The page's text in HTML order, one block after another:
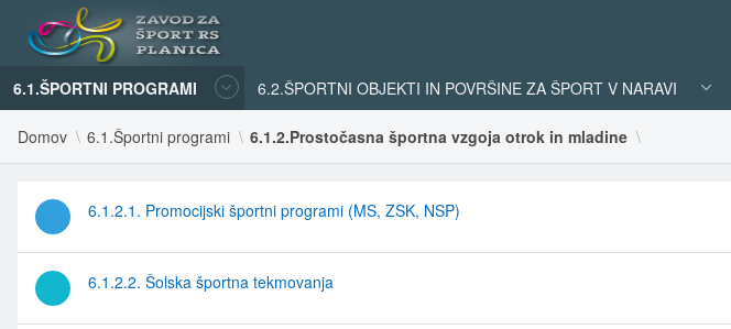
6.1.ŠPORTNI PROGRAMI 6.2.ŠPORTNI OBJEKTI IN POVRŠINE ZA ŠPORT V NARAVI
Domov 6.1.Športni programi 6.1.2.Prostočasna športna vzgoja otrok in mladine
6.1.2.1. Promocijski športni programi (MS, ZSK, NSP)
6.1.2.2. Šolska športna tekmovanja